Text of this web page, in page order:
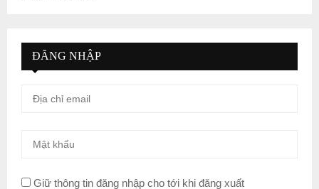
ĐĂNG NHẬP
Giữ thông tin đăng nhập cho tới khi đăng xuất